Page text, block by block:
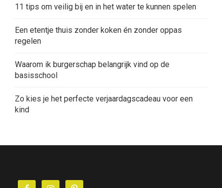
11 tips om veilig bij en in het water te kunnen spelen
Een etentje thuis zonder koken én zonder oppas
regelen
Waarom ik burgerschap belangrijk vind op de
basisschool
Zo kies je het perfecte verjaardagscadeau voor een
kind